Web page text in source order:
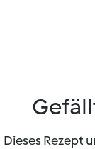
Dieses Rezept